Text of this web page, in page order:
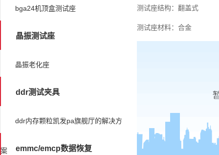
测试座结构：翻盖式
测试座材料：合金
bga24机顶盒测试座
晶振测试座
晶振老化座
ddr测试夹具
ddr内存颗粒凯发pa旗舰厅的解决方
案 emmc/emcp数据恢复